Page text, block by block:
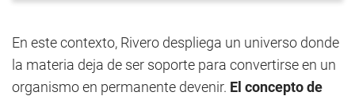
En este contexto, Rivero despliega un universo donde
la materia deja de ser soporte para convertirse en un
organismo en permanente devenir. El concepto de